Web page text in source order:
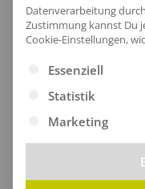
robuste Softshell-
wasserabweisend
Datenverarbeitung
Zustimmung kannst Du
Cookie-Einstellungen,
Es folgt eine Liste
Essenziell
Statistik
Marketing